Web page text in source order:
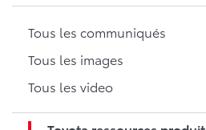
Tous les communiqués
Tous les images
Tous les video